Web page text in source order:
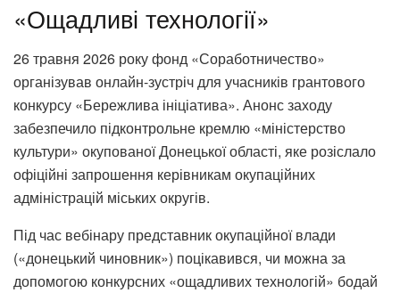
«Ощадливі технології»
26 травня 2026 року фонд «Соработничество»
організував онлайн-зустріч для учасників грантового
конкурсу «Бережлива ініціатива». Анонс заходу
забезпечило підконтрольне кремлю «міністерство
культури» окупованої Донецької області, яке розіслало
офіційні запрошення керівникам окупаційних
адміністрацій міських округів.
Під час вебінару представник окупаційної влади
(«донецький чиновник») поцікавився, чи можна за
допомогою конкурсних «ощадливих технологій» бодай